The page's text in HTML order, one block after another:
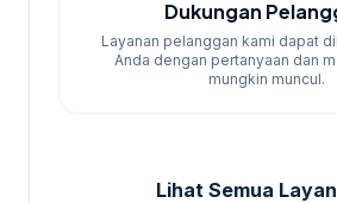
Dukungan
Layanan pelanggan kami dapat
Anda dengan pertanyaan dan
mungkin muncul.
Lihat Semua